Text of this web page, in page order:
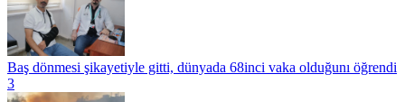
Baş dönmesi şikayetiyle gitti, dünyada 68inci vaka olduğunı öğrendi
3